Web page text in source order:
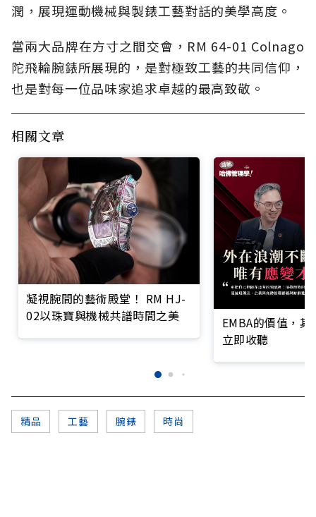
潤，展現運動機械與製錶工藝對話的美學高度。
當兩大品牌在方寸之間交會，RM 64-01 Colnago
陀飛輪腕錶所展現的，是對極致工藝的共同信仰，
也是對每一位品味家追求卓越的最高致敬。
相關文章
凝視腕間的藝術殿堂！ RM HJ-
02以珠寶與機械共譜時間之美
EMBA的價值，
立即收聽
精品 工藝 腕錶 時尚